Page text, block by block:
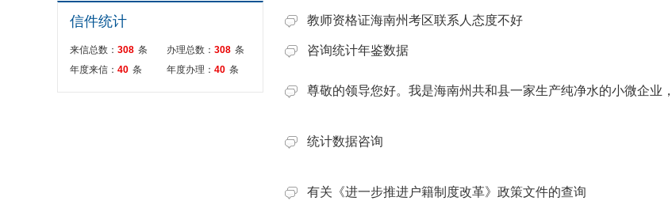
信件统计
来信总数： 308 条 办理总数： 308 条
年度来信： 40 条 年度办理： 40 条
教师资格证海南州考区联系人态度不好
咨询统计年鉴数据
尊敬的领导您好。我是海南州共和县一家生产纯净水的小微企业
统计数据咨询
有关《进一步推进户籍制度改革》政策文件的查询